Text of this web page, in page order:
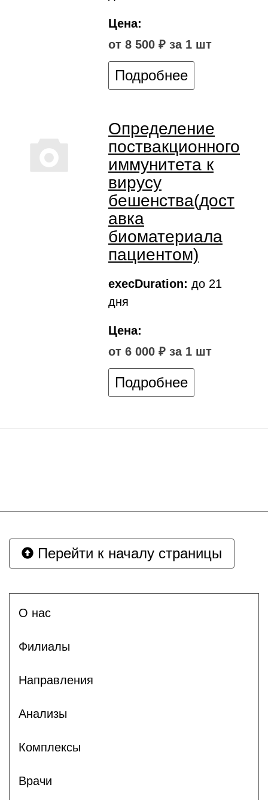
Цена:
от 8 500 ₽ за 1 шт
Подробнее
Определение
поствакционного
иммунитета к
вирусу
бешенства(дост
авка
биоматериала
пациентом)
execDuration: до 21
дня
Цена:
от 6 000 ₽ за 1 шт
Подробнее
Перейти к началу страницы
О нас
Филиалы
Направления
Анализы
Комплексы
Врачи